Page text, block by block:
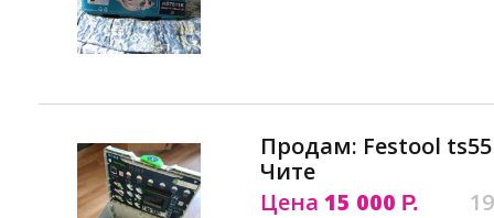
Продам: Festool
Чите
Цена 15 000 Р.